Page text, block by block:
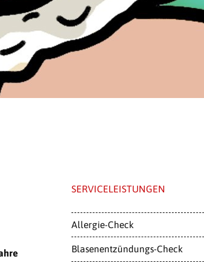
SERVICELEISTUNGEN
Allergie-Check
Blasenentzündungs-Check